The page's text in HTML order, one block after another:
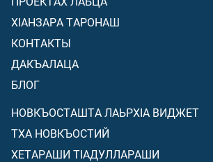
ХIАНЗАРА ТАРОНАШ
КОНТАКТЫ
ДАКЪАЛАЦА
БЛОГ
НОВКЪОСТАШТА ЛАЬРХIА ВИДЖЕТ
ТХА НОВКЪОСТИЙ
ХЕТАРАШИ ТIАДУЛЛАРАШИ